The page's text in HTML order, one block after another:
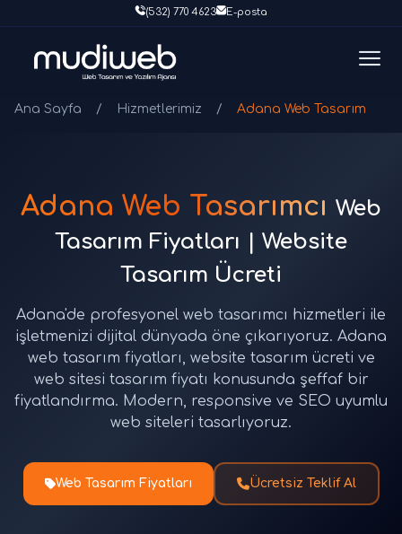
(532) 770 4623 E-posta
Ana Sayfa / Hizmetlerimiz / Adana Web Tasarım
Adana Web Tasarımcı Web
Tasarım Fiyatları | Website
Tasarım Ücreti
Adana'de profesyonel web tasarımcı hizmetleri ile
işletmenizi dijital dünyada öne çıkarıyoruz. Adana
web tasarım fiyatları, website tasarım ücreti ve
web sitesi tasarım fiyatı konusunda şeffaf bir
fiyatlandırma. Modern, responsive ve SEO uyumlu
web siteleri tasarlıyoruz.
Web Tasarım Fiyatları Ücretsiz Teklif Al